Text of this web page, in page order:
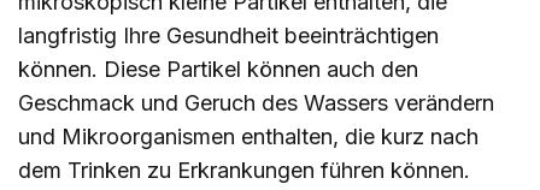
langfristig Ihre Gesundheit beeinträchtigen
können. Diese Partikel können auch den
Geschmack und Geruch des Wassers verändern
und Mikroorganismen enthalten, die kurz nach
dem Trinken zu Erkrankungen führen können.